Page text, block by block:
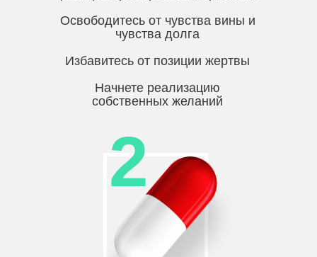
Освободитесь от чувства вины и
чувства долга
Избавитесь от позиции жертвы
Начнете реализацию
собственных желаний
2